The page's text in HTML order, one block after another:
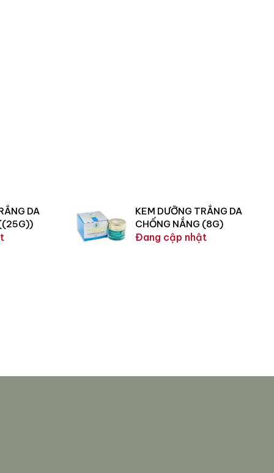
DA
KEM DƯỠNG TRẮNG DA
CHỐNG NẮNG (8G)
Đang cập nhật